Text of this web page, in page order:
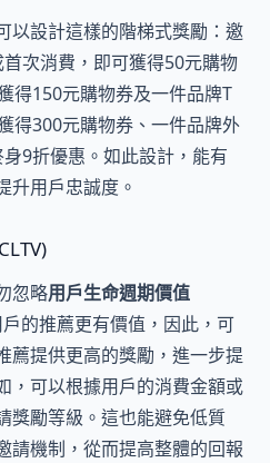
以設計這樣的階梯式獎勵：邀
次消費，即可獲得50元購物
得150元購物券及一件品牌T
得300元購物券、一件品牌外
9折優惠。如此設計，能有
升用戶忠誠度。
忽略用戶生命週期價值
的推薦更有價值，因此，可
薦提供更高的獎勵，進一步提
，可以根據用戶的消費金額或
獎勵等級。這也能避免低質
請機制，從而提高整體的回報